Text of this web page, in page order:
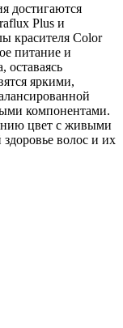
достигаются
Plus и
красителя Color
питание и
оставаясь
яркими,
компонентами.
цвет с живыми
волос и их